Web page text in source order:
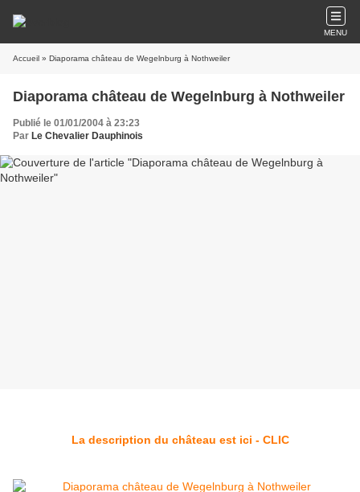
MENU
Accueil » Diaporama château de Wegelnburg à Nothweiler
Diaporama château de Wegelnburg à Nothweiler
Publié le 01/01/2004 à 23:23
Par Le Chevalier Dauphinois
La description du château est ici - CLIC